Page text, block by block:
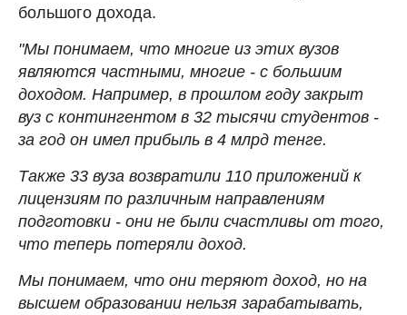
большого дохода.
"Мы понимаем, что многие из этих вузов
являются частными, многие - с большим
доходом. Например, в прошлом году закрыт
вуз с контингентом в 32 тысячи студентов -
за год он имел прибыль в 4 млрд тенге.
Также 33 вуза возвратили 110 приложений к
лицензиям по различным направлениям
подготовки - они не были счастливы от того,
что теперь потеряли доход.
Мы понимаем, что они теряют доход, но на
высшем образовании нельзя зарабатывать,